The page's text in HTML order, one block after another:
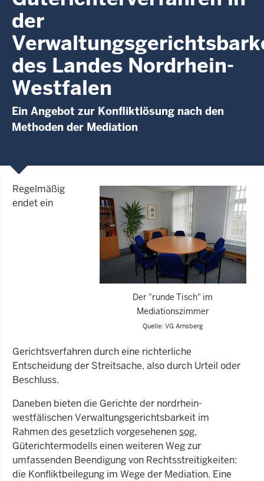
der
des Landes Nordrhein-
Westfalen
Ein Angebot zur Konfliktlösung nach den
Methoden der Mediation
Der "runde Tisch" im
Mediationszimmer
Quelle: VG Arnsberg
Regelmäßig
endet ein
Gerichtsverfahren durch eine richterliche
Entscheidung der Streitsache, also durch Urteil oder
Beschluss.
Daneben bieten die Gerichte der nordrhein-
westfälischen Verwaltungsgerichtsbarkeit im
Rahmen des gesetzlich vorgesehenensog.
Güterichtermodells einen weiteren Weg zur
umfassenden Beendigung von Rechtsstreitigkeiten:
die Konfliktbeilegung im Wege der Mediation. Eine